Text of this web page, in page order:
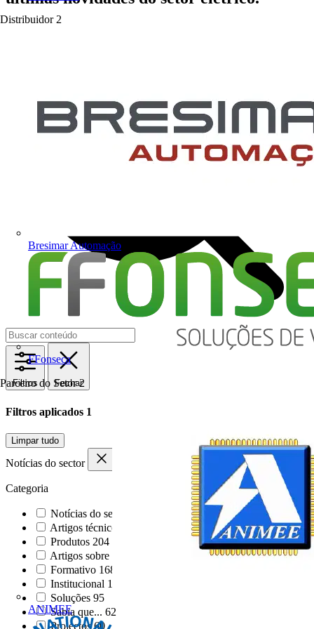
Distribuidor 2
Bresimar Automação
FFonseca
Parceiro do Setor 2
ANIMEE
Filtros Fechar
Filtros aplicados 1
Limpar tudo
Notícias do sector
Categoria
Notícias do sector
Artigos técnicos
Produtos 204
Artigos sobre produt...
Formativo 168
Institucional 124
Soluções 95
Sabia que... 62
Projectos60